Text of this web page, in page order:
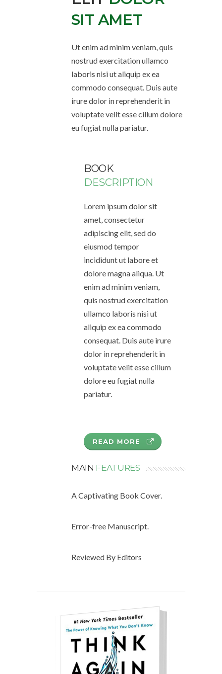
SIT AMET
Ut enim ad minim veniam, quis
nostrud exercitation ullamco
laboris nisi ut aliquip ex ea
commodo consequat. Duis aute
irure dolor in reprehenderit in
voluptate velit esse cillum dolore
eu fugiat nulla pariatur.
BOOK
DESCRIPTION
Lorem ipsum dolor sit
amet, consectetur
adipiscing elit, sed do
eiusmod tempor
incididunt ut labore et
dolore magna aliqua. Ut
enim ad minim veniam,
quis nostrud exercitation
ullamco laboris nisi ut
aliquip ex ea commodo
consequat. Duis aute irure
dolor in reprehenderit in
voluptate velit esse cillum
dolore eu fugiat nulla
pariatur.
READ MORE
MAIN FEATURES
A Captivating Book Cover.
Error-free Manuscript.
Reviewed By Editors